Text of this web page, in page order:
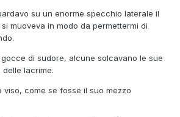
su un enorme specchio laterale il
muoveva in modo da permettermi di
di sudore, alcune solcavano le sue
lacrime.
viso, come se fosse il suo mezzo